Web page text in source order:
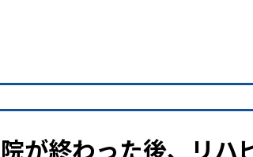
が終わった後、リハ